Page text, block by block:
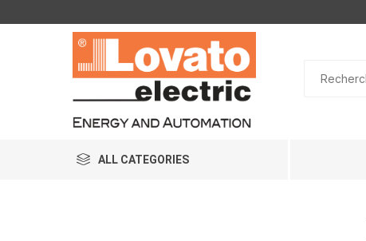
ALL CATEGORIES